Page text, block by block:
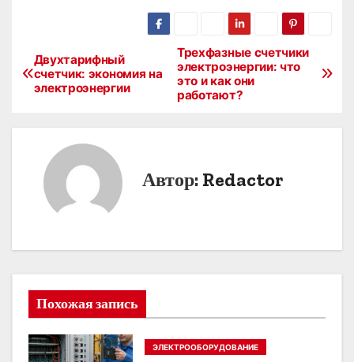
Н
ц
я
п
Трехфазные счетчики
электроэнергии: что
это и как они
работают?
Двухтарифный
счетчик: экономия на
электроэнергии
Автор: Redactor
Похожая запись
ЭЛЕКТРООБОРУДОВАНИЕ